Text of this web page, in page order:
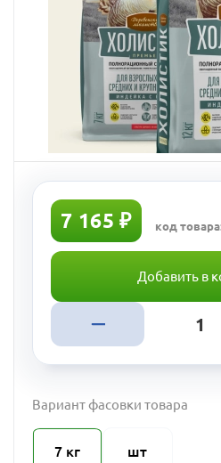
7 165 ₽ код
Добавить в
Вариант фасовки товара
7 кг шт